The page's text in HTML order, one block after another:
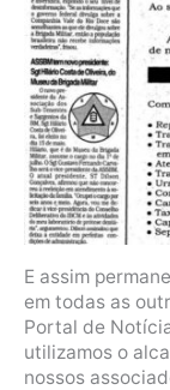
E assim
em todas as
Portal de
utilizamos o
nossos